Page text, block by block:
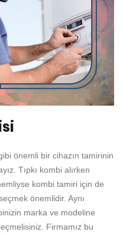
önemli bir cihazın tamirinin
Tıpkı kombi alırken
kombi tamiri için de
önemlidir. Aynı
marka ve modeline
Firmamız bu